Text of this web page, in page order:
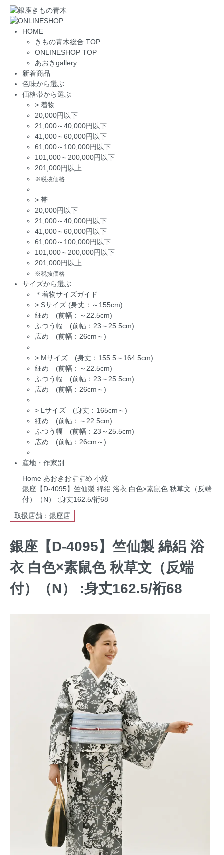
HOME
きもの青木総合 TOP
ONLINESHOP TOP
あおきgallery
新着商品
色味から選ぶ
価格帯から選ぶ
> 着物
20,000円以下
21,000～40,000円以下
41,000～60,000円以下
61,000～100,000円以下
101,000～200,000円以下
201,000円以上
※税抜価格
> 帯
20,000円以下
21,000～40,000円以下
41,000～60,000円以下
61,000～100,000円以下
101,000～200,000円以下
201,000円以上
※税抜価格
サイズから選ぶ
＊着物サイズガイド
> Sサイズ (身丈：～155cm)
細め (前幅：～22.5cm)
ふつう幅 (前幅：23～25.5cm)
広め (前幅：26cm～)
> Mサイズ (身丈：155.5～164.5cm)
細め (前幅：～22.5cm)
ふつう幅 (前幅：23～25.5cm)
広め (前幅：26cm～)
> Lサイズ (身丈：165cm～)
細め (前幅：～22.5cm)
ふつう幅 (前幅：23～25.5cm)
広め (前幅：26cm～)
産地・作家別
Home あおきおすすめ 小紋
銀座【D-4095】竺仙製 綿絽 浴衣 白色×素鼠色 秋草文（反端
付）（N） :身丈162.5/裄68
取扱店舗：銀座店
銀座【D-4095】竺仙製 綿絽 浴
衣 白色×素鼠色 秋草文（反端
付）（N） :身丈162.5/裄68